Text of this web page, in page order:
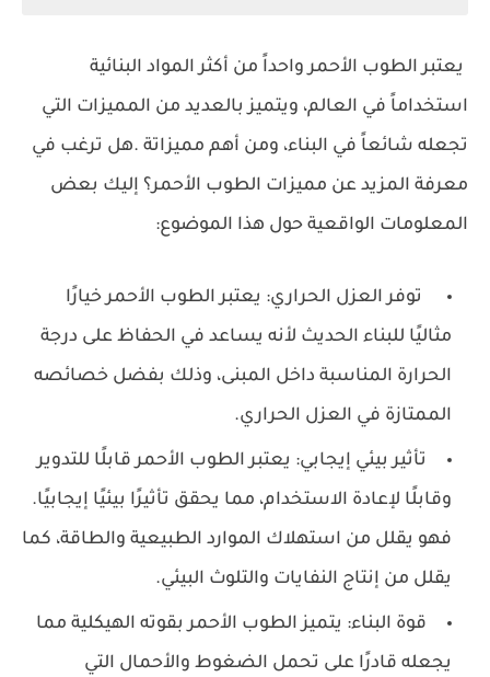
يعتبر الطوب الأحمر واحداً من أكثر المواد البنائية
استخداماً في العالم، ويتميز بالعديد من المميزات التي
تجعله شائعاً في البناء، ومن أهم مميزاتة .هل ترغب في
معرفة المزيد عن مميزات الطوب الأحمر؟ إليك بعض
المعلومات الواقعية حول هذا الموضوع:
توفر العزل الحراري: يعتبر الطوب الأحمر خيارًا
مثاليًا للبناء الحديث لأنه يساعد في الحفاظ على درجة
الحرارة المناسبة داخل المبنى، وذلك بفضل خصائصه
الممتازة في العزل الحراري.
تأثير بيئي إيجابي: يعتبر الطوب الأحمر قابلًا للتدوير
وقابلًا لإعادة الاستخدام، مما يحقق تأثيرًا بيئيًا إيجابيًا.
فهو يقلل من استهلاك الموارد الطبيعية والطاقة، كما
يقلل من إنتاج النفايات والتلوث البيئي.
قوة البناء: يتميز الطوب الأحمر بقوته الهيكلية مما
يجعله قادرًا على تحمل الضغوط والأحمال التي